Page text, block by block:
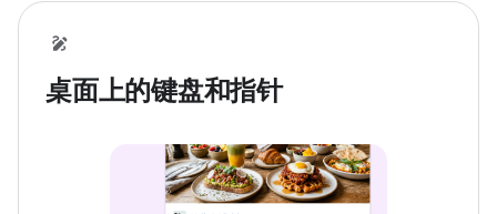
桌面上的键盘和指针